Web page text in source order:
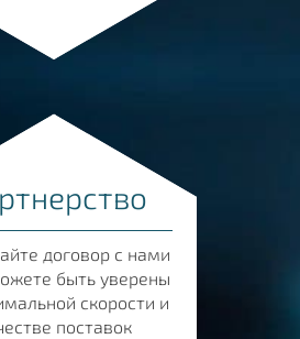
договор с нами
быть уверены
скорости и
поставок